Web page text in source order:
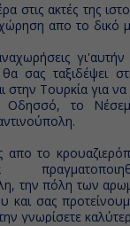
στις ακτές της
απο το δικό
σας ταξιδέψει
στην Τουρκία για
Οδησσό, το
το
την πόλη των
και σας
γνωρίσετε